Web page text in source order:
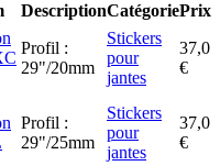
DescriptionCatégoriePrix
Profil :
29"/20mm
Stickers
pour
jantes
37,0
€
Profil :
29"/25mm
Stickers
pour
jantes
37,0
€